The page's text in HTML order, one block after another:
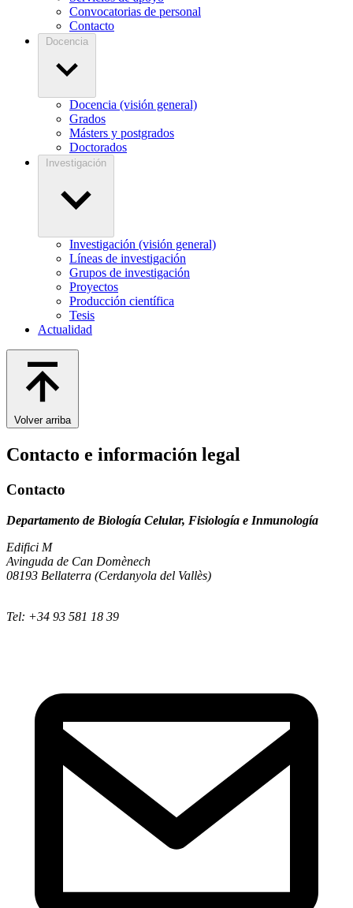
Convocatorias de personal
Contacto
Docencia
Docencia (visión general)
Grados
Másters y postgrados
Doctorados
Investigación
Investigación (visión general)
Líneas de investigación
Grupos de investigación
Proyectos
Producción científica
Tesis
Actualidad
Volver arriba
Contacto e información legal
Contacto
Departamento de Biología Celular, Fisiología e Inmunología
Edifici M
Avinguda de Can Domènech
08193 Bellaterra (Cerdanyola del Vallès)
Tel: +34 93 581 18 39